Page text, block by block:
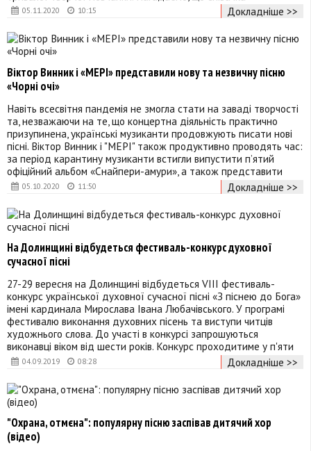
05.11.2020 10:15
Докладніше >>
05.10.2020 11:50
Віктор Винник і «МЕРІ» представили нову та незвичну пісню
«Чорні очі»
Навіть всесвітня пандемія не змогла стати на заваді творчості
та, незважаючи на те, що концертна діяльність практично
призупинена, українські музиканти продовжують писати нові
пісні. Віктор Винник і "МЕРІ" також продуктивно проводять час:
за період карантину музиканти встигли випустити п’ятий
офіційний альбом «Снайпери-амури», а також представити
Докладніше >>
04.09.2019 08:28
На Долинщині відбудеться фестиваль-конкурс духовної
сучасної пісні
27-29 вересня на Долинщині відбудеться VIII фестиваль-
конкурс української духовної сучасної пісні «З піснею до Бога»
імені кардинала Мирослава Івана Любачівського. У програмі
фестивалю виконання духовних пісень та виступи читців
художнього слова. До участі в конкурсі запрошуються
виконавці віком від шести років. Конкурс проходитиме у п'яти
Докладніше >>
"Охрана, отмєна": популярну пісню заспівав дитячий хор
(відео)